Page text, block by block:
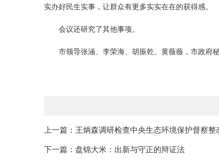
实办好民生实事，让群众有更多实实在在的获得感。
会议还研究了其他事项。
市领导张涵、李荣海、胡振乾、黄薇薇，市政府
上一篇：王炳森调研检查中央生态环境保护督察整
下一篇：盘锦大米：出新与守正的辩证法